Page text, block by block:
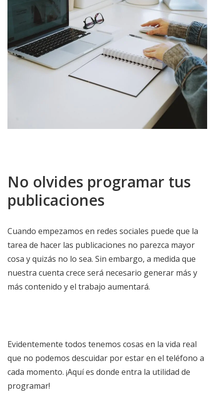
No olvides programar tus
publicaciones
Cuando empezamos en redes sociales puede que la
tarea de hacer las publicaciones no parezca mayor
cosa y quizás no lo sea. Sin embargo, a medida que
nuestra cuenta crece será necesario generar más y
más contenido y el trabajo aumentará.
Evidentemente todos tenemos cosas en la vida real
que no podemos descuidar por estar en el teléfono a
cada momento. ¡Aquí es donde entra la utilidad de
programar!